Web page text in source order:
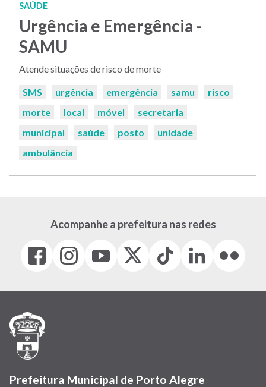
SAÚDE
Urgência e Emergência -
SAMU
Atende situações de risco de morte
Palavras-
SMS urgência emergência samu
risco
morte
local móvel
secretaria
municipal
saúde posto
unidade
ambulância
Acompanhe a prefeitura nas redes
Facebook
(link
em
janela)
Instagram
(link
em
(link
em
(Antigo
(link
Tiktok
(link
em
LinkedIn
(link
em
(link
em
Prefeitura Municipal de Porto Alegre